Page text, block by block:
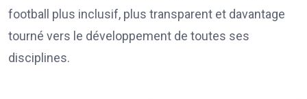
football plus inclusif, plus transparent et davantage
tourné vers le développement de toutes ses
disciplines.